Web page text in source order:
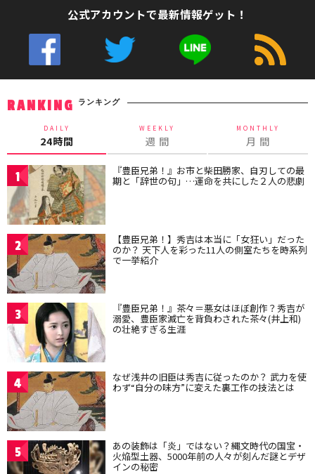
公式アカウントで最新情報ゲット！
RANKING ランキング
DAILY
24時間
WEEKLY
週 間
MONTHLY
月 間
1 『豊臣兄弟！』お市と柴田勝家、自刃しての最
期と「辞世の句」…運命を共にした２人の悲劇
2 【豊臣兄弟！】秀吉は本当に「女狂い」だった
のか？ 天下人を彩った11人の側室たちを時系列
で一挙紹介
3 『豊臣兄弟！』茶々＝悪女はほぼ創作？秀吉が
溺愛、豊臣家滅亡を背負わされた茶々(井上和)
の壮絶すぎる生涯
4 なぜ浅井の旧臣は秀吉に従ったのか？ 武力を使
わず“自分の味方”に変えた裏工作の技法とは
5 あの装飾は「炎」ではない？縄文時代の国宝・
火焔型土器、5000年前の人々が刻んだ謎とデザ
インの秘密